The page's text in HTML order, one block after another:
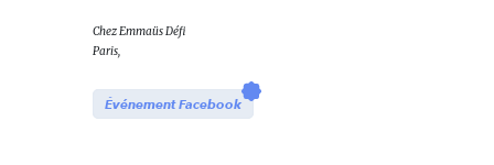
ChezEmmaüs Défi
Paris,
Événement Facebook